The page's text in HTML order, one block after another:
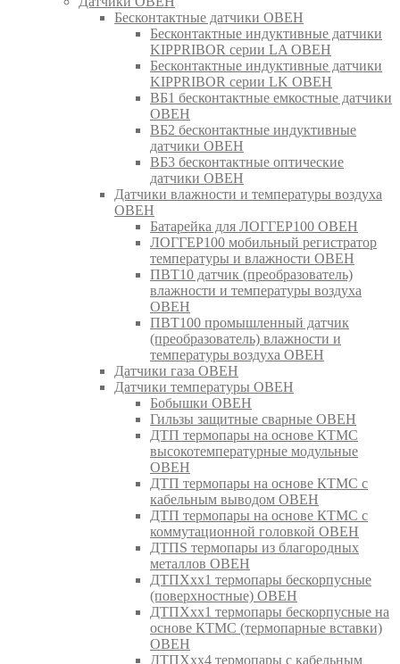
Бесконтактные датчики ОВЕН
Бесконтактные индуктивные датчики
KIPPRIBOR серии LA ОВЕН
Бесконтактные индуктивные датчики
KIPPRIBOR серии LK ОВЕН
ВБ1 бесконтактные емкостные датчики
ОВЕН
ВБ2 бесконтактные индуктивные
датчики ОВЕН
ВБ3 бесконтактные оптические
датчики ОВЕН
Датчики влажности и температуры воздуха
ОВЕН
Батарейка для ЛОГГЕР100 ОВЕН
ЛОГГЕР100 мобильный регистратор
температуры и влажности ОВЕН
ПВТ10 датчик (преобразователь)
влажности и температуры воздуха
ОВЕН
ПВТ100 промышленный датчик
(преобразователь) влажности и
температуры воздуха ОВЕН
Датчики газа ОВЕН
Датчики температуры ОВЕН
Бобышки ОВЕН
Гильзы защитные сварные ОВЕН
ДТП термопары на основе КТМС
высокотемпературные модульные
ОВЕН
ДТП термопары на основе КТМС с
кабельным выводом ОВЕН
ДТП термопары на основе КТМС с
коммутационной головкой ОВЕН
ДТПS термопары из благородных
металлов ОВЕН
ДТПХхх1 термопары бескорпусные
(поверхностные) ОВЕН
ДТПХхх1 термопары бескорпусные на
основе КТМС (термопарные вставки)
ОВЕН
ДТПХхх4 термопары с кабельным